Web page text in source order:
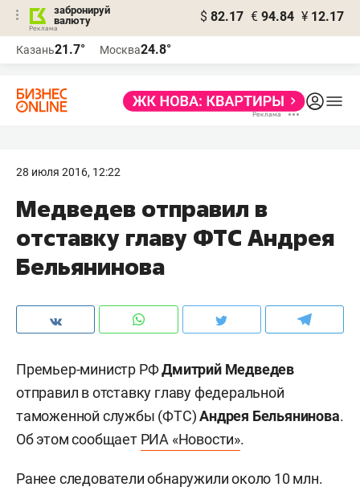
забронируй
валюту
$ 82.17 € 94.84 ¥ 12.17
Казань21.7° Москва24.8°
28 июля 2016, 12:22
Медведев отправил в
отставку главу ФТС Андрея
Бельянинова
Премьер-министр РФДмитрий Медведев
отправил в отставку главу федеральной
таможенной службы (ФТС)Андрея Бельянинова.
Об этом сообщает РИА «Новости».
Ранее следователиобнаружилиоколо 10 млн.